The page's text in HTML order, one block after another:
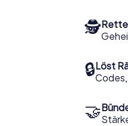
🕵
🔒Löst
🤝